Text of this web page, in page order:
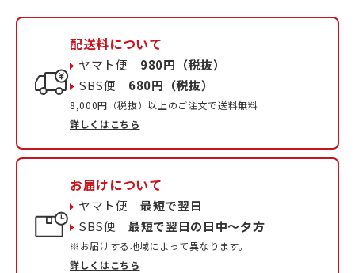
配送料について
ヤマト便 980円（税抜）
SBS便 680円（税抜）
8,000円（税抜）以上のご注文で送料無料
詳しくはこちら
お届けについて
ヤマト便最短で翌日
SBS便最短で翌日の日中〜夕方
※お届けする地域によって異なります。
詳しくはこちら